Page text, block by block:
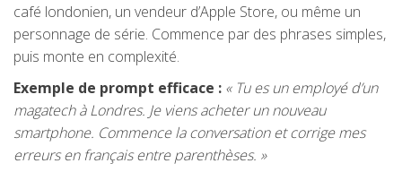
café londonien, un vendeur d’Apple Store, ou même un
personnage de série. Commence par des phrases simples,
puis monte en complexité.
Exemple de prompt efficace : « Tu es un employé d’un
magatech à Londres. Je viens acheter un nouveau
smartphone. Commence la conversation et corrige mes
erreurs en français entre parenthèses. »